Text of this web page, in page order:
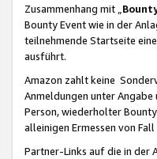
Zusammenhang mit „
Bounty Event wie in der
teilnehmende Startseite
ausführt.
Amazon zahlt keine
Anmeldungen unter
Person, wiederholter
alleinigen Ermessen von
Partner-Links auf die in der